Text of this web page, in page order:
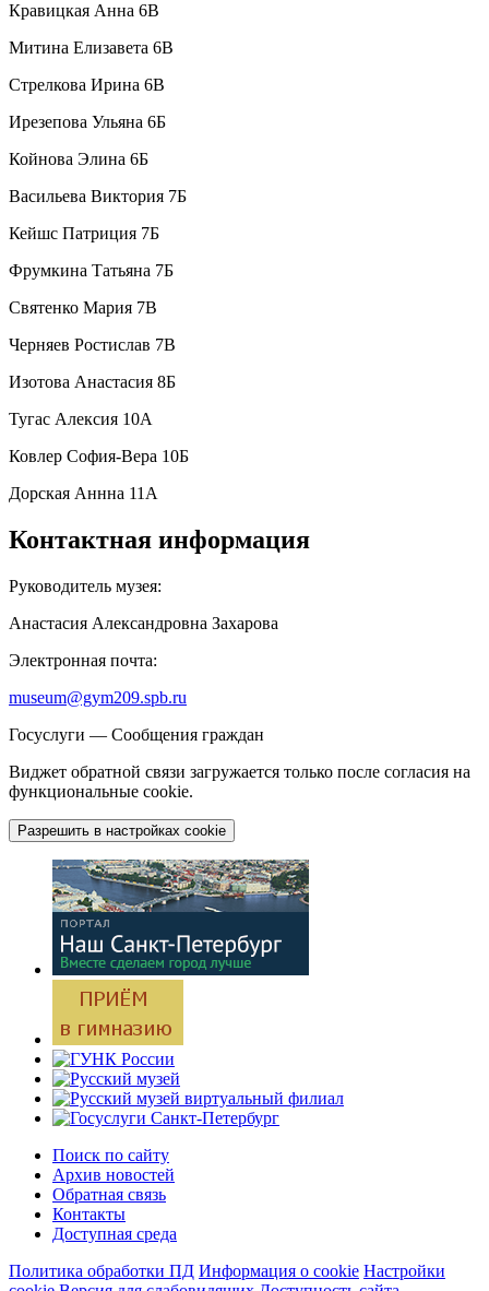
Кравицкая Анна 6В
Митина Елизавета 6В
Стрелкова Ирина 6В
Ирезепова Ульяна 6Б
Койнова Элина 6Б
Васильева Виктория 7Б
Кейшс Патриция 7Б
Фрумкина Татьяна 7Б
Святенко Мария 7В
Черняев Ростислав 7В
Изотова Анастасия 8Б
Тугас Алексия 10А
Ковлер София-Вера 10Б
Дорская Аннна 11А
Контактная информация
Руководитель музея:
Анастасия Александровна Захарова
Электронная почта:
museum@gym209.spb.ru
Госуслуги — Сообщения граждан
Виджет обратной связи загружается только после согласия на
функциональные cookie.
Разрешить в настройках cookie
Поиск по сайту
Архив новостей
Обратная связь
Контакты
Доступная среда
Политика обработки ПД Информация о cookie Настройки